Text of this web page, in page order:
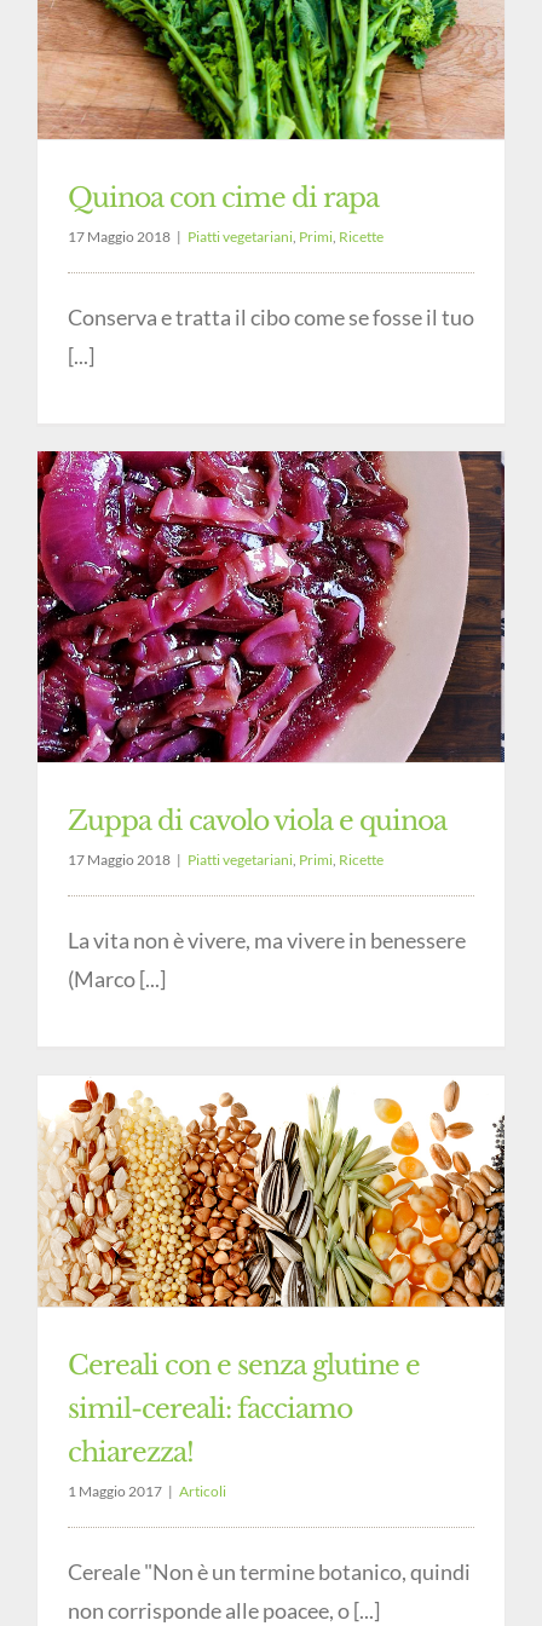
Quinoa con cime di rapa
17 Maggio 2018 | Piatti vegetariani Primi Ricette
Conserva e tratta il cibo come se fosse il tuo
[...]
Zuppa di cavolo viola e quinoa
17 Maggio 2018 | Piatti vegetariani, Primi, Ricette
La vita non è vivere, ma vivere in benessere
(Marco [...]
Cereali con e senza glutine e
simil-cereali: facciamo
chiarezza!
1 Maggio 2017 | Articoli
Cereale "Non è un termine botanico, quindi
non corrisponde alle poacee, o [...]